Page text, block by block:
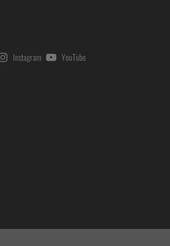
Instagram YouTube